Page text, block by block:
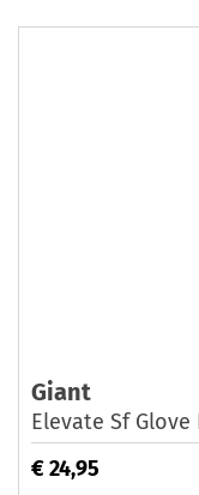
Giant
Elevate Sf Glove
€ 24,95